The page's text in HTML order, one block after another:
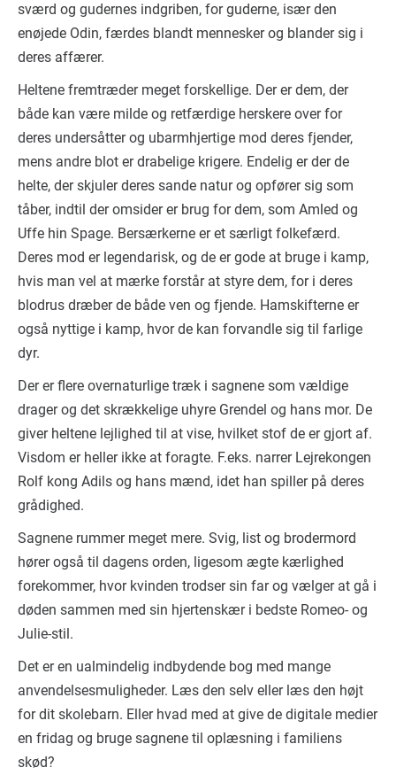
sværd og gudernes indgriben, for guderne, især den
enøjede Odin, færdes blandt mennesker og blander sig i
deres affærer.
Heltene fremtræder meget forskellige. Der er dem, der
både kan være milde og retfærdige herskere over for
deres undersåtter og ubarmhjertige mod deres fjender,
mens andre blot er drabelige krigere. Endelig er der de
helte, der skjuler deres sande natur og opfører sig som
tåber, indtil der omsider er brug for dem, som Amled og
Uffe hin Spage. Bersærkerne er et særligt folkefærd.
Deres mod er legendarisk, og de er gode at bruge i kamp,
hvis man vel at mærke forstår at styre dem, for i deres
blodrus dræber de både ven og fjende. Hamskifterne er
også nyttige i kamp, hvor de kan forvandle sig til farlige
dyr.
Der er flere overnaturlige træk i sagnene som vældige
drager og det skrækkelige uhyre Grendel og hans mor. De
giver heltene lejlighed til at vise, hvilket stof de er gjort af.
Visdom er heller ikke at foragte. F.eks. narrer Lejrekongen
Rolf kong Adils og hans mænd, idet han spiller på deres
grådighed.
Sagnene rummer meget mere. Svig, list og brodermord
hører også til dagens orden, ligesom ægte kærlighed
forekommer, hvor kvinden trodser sin far og vælger at gå i
døden sammen med sin hjertenskær i bedste Romeo- og
Julie-stil.
Det er en ualmindelig indbydende bog med mange
anvendelsesmuligheder. Læs den selv eller læs den højt
for dit skolebarn. Eller hvad med at give de digitale medier
en fridag og bruge sagnene til oplæsning i familiens
skød?